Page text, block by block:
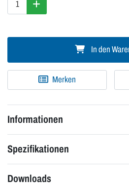
In den
Merken
Informationen
Spezifikationen
Downloads